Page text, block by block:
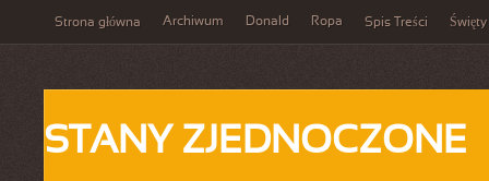
Strona główna Archiwum Donald Ropa Spis Treści Święty
STANY ZJEDNOCZONE